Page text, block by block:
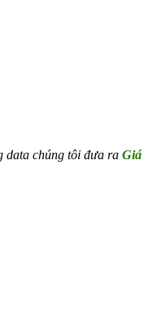
data chúng tôi đưa ra Giá